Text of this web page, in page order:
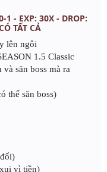
- EXP: 30X - DROP:
TẤT CẢ
lên ngôi
1.5 Classic
săn boss mà ra
thể săn boss)
vì tiền)